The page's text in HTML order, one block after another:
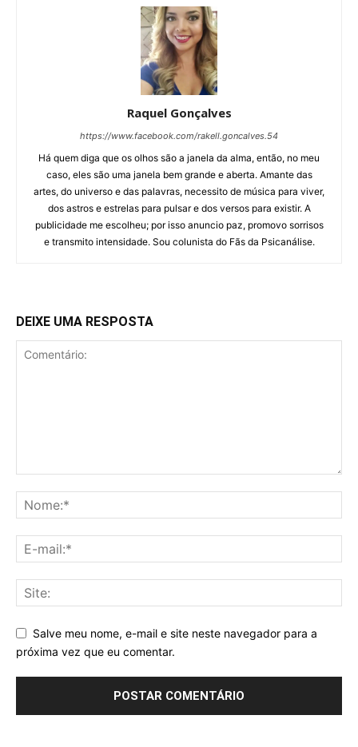
Raquel Gonçalves
https://www.facebook.com/rakell.goncalves.54
Há quem diga que os olhos são a janela da alma, então, no meu
caso, eles são uma janela bem grande e aberta. Amante das
artes, do universo e das palavras, necessito de música para viver,
dos astros e estrelas para pulsar e dos versos para existir. A
publicidade me escolheu; por isso anuncio paz, promovo sorrisos
e transmito intensidade. Sou colunista do Fãs da Psicanálise.
DEIXE UMA RESPOSTA
Salve meu nome, e-mail e site neste navegador para a
próxima vez que eu comentar.